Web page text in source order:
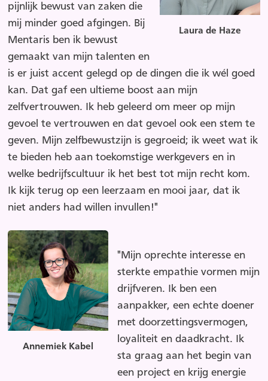
Laura de Haze
pijnlijk bewust van zaken die
mij minder goed afgingen. Bij
Mentaris ben ik bewust
gemaakt van mijn talenten en
is er juist accent gelegd op de dingen die ik wél goed
kan. Dat gaf een ultieme boost aan mijn
zelfvertrouwen. Ik heb geleerd om meer op mijn
gevoel te vertrouwen en dat gevoel ook een stem te
geven. Mijn zelfbewustzijn is gegroeid; ik weet wat ik
te bieden heb aan toekomstige werkgevers en in
welke bedrijfscultuur ik het best tot mijn recht kom.
Ik kijk terug op een leerzaam en mooi jaar, dat ik
niet anders had willen invullen!"
Annemiek Kabel
"Mijn oprechte interesse en
sterkte empathie vormen mijn
drijfveren. Ik ben een
aanpakker, een echte doener
met doorzettingsvermogen,
loyaliteit en daadkracht. Ik
sta graag aan het begin van
een project en krijg energie